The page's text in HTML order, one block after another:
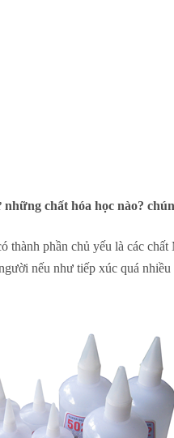
chất hóa học nào?
thành phần chủ yếu là các
nếu như tiếp xúc quá